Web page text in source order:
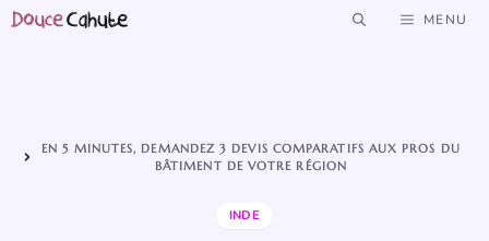
Aller
MENU
EN 5 MINUTES, DEMANDEZ 3 DEVIS COMPARATIFS AUX PROS DU
BÂTIMENT DE VOTRE RÉGION
INDE